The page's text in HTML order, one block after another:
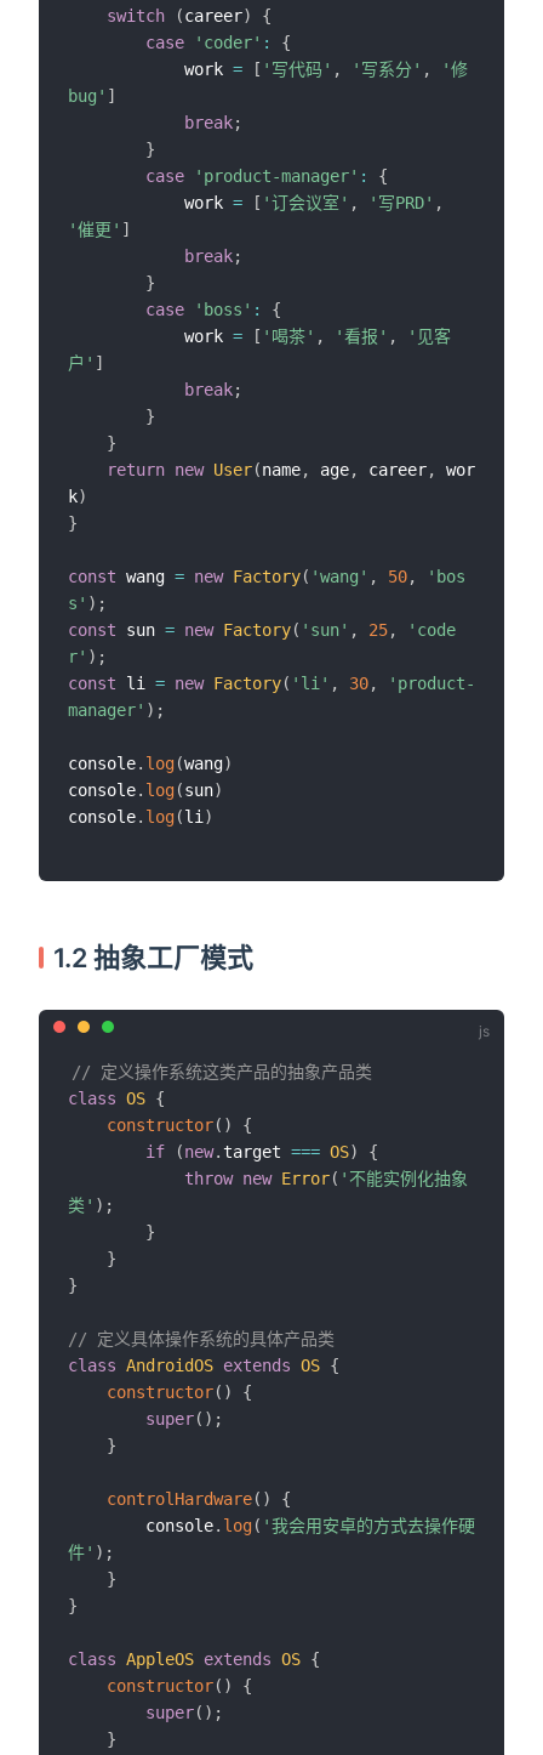
switch
(career)
{
case
'coder' :
{
            work
= [ '写代码' , '写系分' ,
'修
bug' ]
break;
}
case
'product-manager' :
{
            work
= [ '订会议室' , '写PRD' ,
'催更' ]
break;
}
case
'boss' :
{
            work
= [ '喝茶' , '看报' ,
'见客
户' ]
break;
}
}
return new User(name, age, career,
wor
k)
}
const wang = new Factory( 'wang' , 50,
'bos
s' ) ;
const sun = new Factory( 'sun' , 25,
'code
r' ) ;
const li = new Factory( 'li' , 30,
'product-
manager' ) ;
console. log(wang)
console. log(sun)
console. log(li )
1.2 抽象工厂模式
// 定义操作系统这类产品的抽象产品类
class OS {
constructor( )
{
if
(new. target === OS)
{
throw new Error( '不能实例化抽象
类' ) ;
}
}
}
// 定义具体操作系统的具体产品类
class AndroidOS extends OS {
constructor( )
{
super( ) ;
}
controlHardware( )
{
        console
. log( '我会用安卓的方式去操作硬
件' ) ;
}
}
class AppleOS extends OS {
constructor( )
{
super( ) ;
}